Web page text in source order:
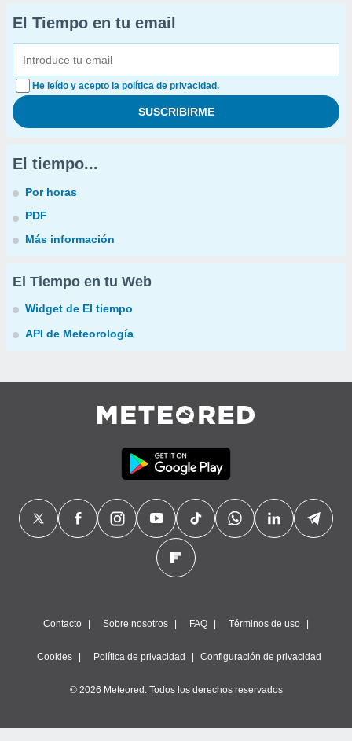
El Tiempo en tu email
He leído y acepto la política de privacidad.
El tiempo...
Por horas
PDF
Más información
El Tiempo en tu Web
Widget de El tiempo
API de Meteorología
Contacto Sobre nosotros FAQ Términos de uso
Cookies Política de privacidad Configuración de privacidad
© 2026 Meteored. Todos los derechos reservados